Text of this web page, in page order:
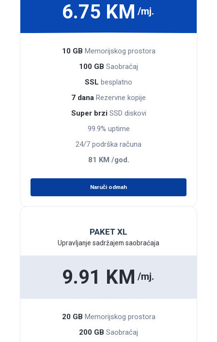
6.75 KM /mj.
10 GB Memoriјskog prostora
100 GB Saobraćaj
SSL besplatno
7 dana Rezervne kopije
Super brziSSD diskovi
99.9% uptime
24/7 podrška računa
81 KM /god.
Naruči odmah
PAKET XL
Upravljanje sadržajem saobraćaja
9.91 KM /mj.
20 GB Memoriјskog prostora
200 GB Saobraćaj